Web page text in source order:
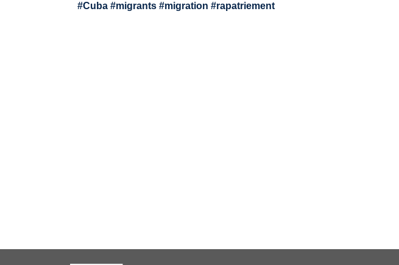
#Cuba #migrants #migration #rapatriement